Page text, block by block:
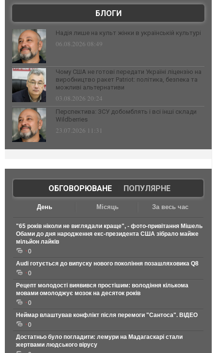
БЛОГИ
Надія лише на культ жінки в українській культурі
06.08.2026 08:49
Чому США не готові передати Україні ліцензію на
виробництво ракет Patriot: політика, безпека та
можливі альтернативи
03.08.2026 20:24
Перспектива: ЗСУ добомблять і всі інші склади
Wildberries
23.07.2026 11:31
ОБГОВОРЮВАНЕ| ПОПУЛЯРНЕ
День Місяць За весь час
"65 років ніколи не виглядали краще", - фото-привітання Мішель
Обами до дня народження екс-президента США зібрало майже
мільйон лайків
0
Audi готується до випуску нового покоління позашляховика Q8
0
Рецепт молодості виявився простішим: володіння кількома
мовами омолоджує мозок на десяток років
0
Неймар влаштував конфлікт після перемоги "Сантоса". ВІДЕО
0
Достатньо було погладити: лемури на Мадагаскарі стали
жертвами людського вірусу